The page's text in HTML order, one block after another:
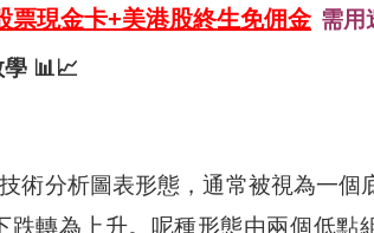
票現金卡+美港股終生免佣金 需用
📊📈
術分析圖表形態，通常被視為一個
跌轉為上升。呢種形態由兩個低點